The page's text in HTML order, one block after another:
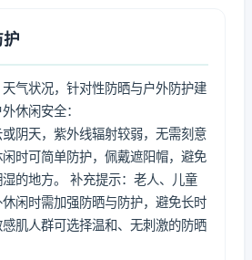
气状况，针对性防晒与户外防护建
休闲安全：
阴天，紫外线辐射较弱，无需刻意
时可简单防护，佩戴遮阳帽，避免
的地方。 补充提示：老人、儿童
闲时需加强防晒与防护，避免长时
肌人群可选择温和、无刺激的防晒